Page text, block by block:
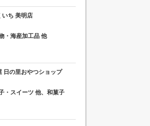
いち 美明店
・海産加工品 他
日の里おやつショップ
・スイーツ 他、和菓子